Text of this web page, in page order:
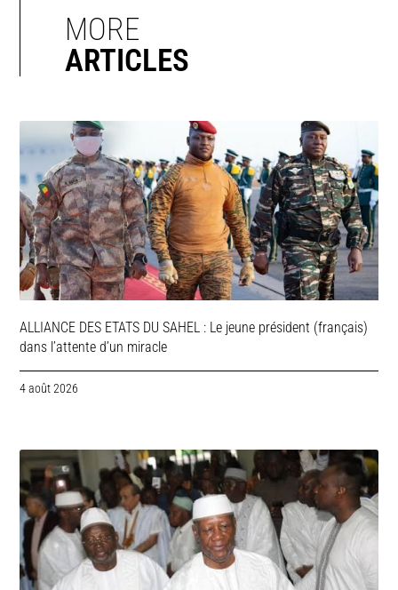
MORE
ARTICLES
ALLIANCE DES ETATS DU SAHEL : Le jeune président (français)
dans l’attente d’un miracle
4 août 2026